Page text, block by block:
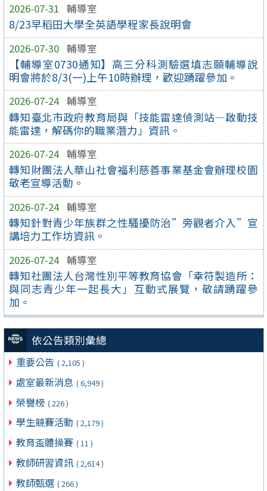
2026-07-31 輔導室
8/23早稻田大學全英語學程家長說明會
2026-07-30 輔導室
【輔導室0730通知】高三分科測驗選填志願輔導說
明會將於8/3(一)上午10時辦理，歡迎踴躍參加。
2026-07-24 輔導室
轉知臺北市政府教育局與「技能雷達偵測站—啟動技
能雷達，解碼你的職業潛力」資訊。
2026-07-24 輔導室
轉知財團法人華山社會福利慈善事業基金會辦理校園
敬老宣導活動。
2026-07-24 輔導室
轉知針對青少年族群之性騷擾防治”旁觀者介入”宣
講培力工作坊資訊。
2026-07-24 輔導室
轉知社團法人台灣性別平等教育協會「幸符製造所：
與同志青少年一起長大」互動式展覽，敬請踴躍參
加。
依公告類別彙總
重要公告 ( 2,105 )
處室最新消息 ( 6,949 )
榮譽榜 ( 226 )
學生競賽活動 ( 2,179 )
教育盃體操賽 ( 11 )
教師研習資訊 ( 2,614 )
教師甄選 ( 266 )